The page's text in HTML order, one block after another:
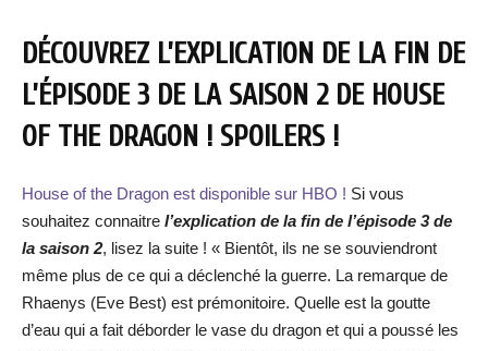
DÉCOUVREZ L’EXPLICATION DE LA FIN DE
L’ÉPISODE 3 DE LA SAISON 2 DE HOUSE
OF THE DRAGON ! SPOILERS !
House of the Dragon est disponible sur HBO ! Si vous
souhaitez connaitre l’explication de la fin de l’épisode 3 de
la saison 2, lisez la suite ! « Bientôt, ils ne se souviendront
même plus de ce qui a déclenché la guerre. La remarque de
Rhaenys (Eve Best) est prémonitoire. Quelle est la goutte
d’eau qui a fait déborder le vase du dragon et qui a poussé les